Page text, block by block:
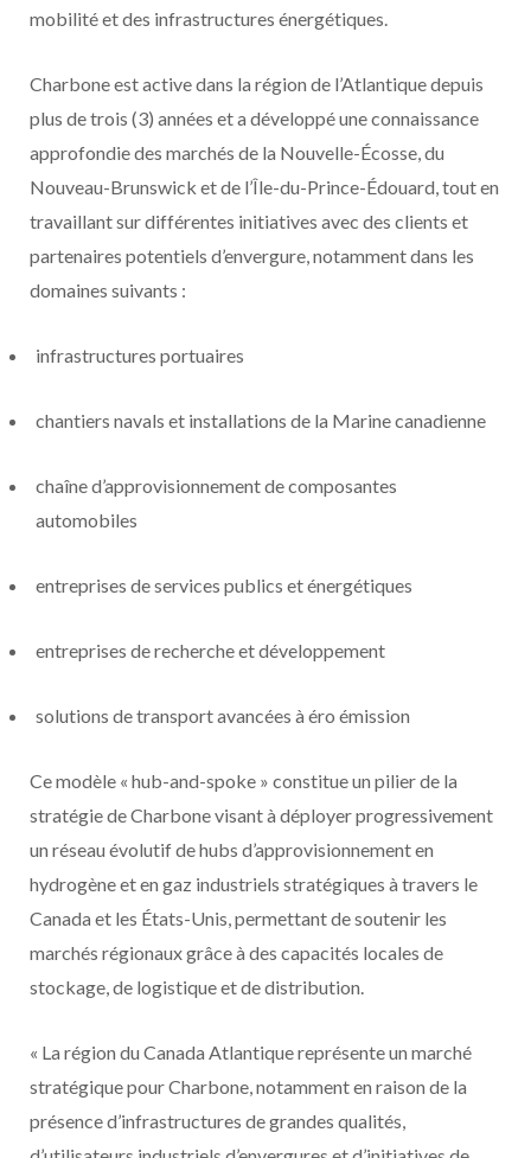
mobilité et des infrastructures énergétiques.
Charbone est active dans la région de l’Atlantique depuis
plus de trois (3) années et a développé une connaissance
approfondie des marchés de la Nouvelle-Écosse, du
Nouveau-Brunswick et de l’Île-du-Prince-Édouard, tout en
travaillant sur différentes initiatives avec des clients et
partenaires potentiels d’envergure, notamment dans les
domaines suivants :
infrastructures portuaires
chantiers navals et installations de la Marine canadienne
chaîne d’approvisionnement de composantes
automobiles
entreprises de services publics et énergétiques
entreprises de recherche et développement
solutions de transport avancées à éro émission
Ce modèle « hub-and-spoke » constitue un pilier de la
stratégie de Charbone visant à déployer progressivement
un réseau évolutif de hubs d’approvisionnement en
hydrogène et en gaz industriels stratégiques à travers le
Canada et les États-Unis, permettant de soutenir les
marchés régionaux grâce à des capacités locales de
stockage, de logistique et de distribution.
« La région du Canada Atlantique représente un marché
stratégique pour Charbone, notamment en raison de la
présence d’infrastructures de grandes qualités,